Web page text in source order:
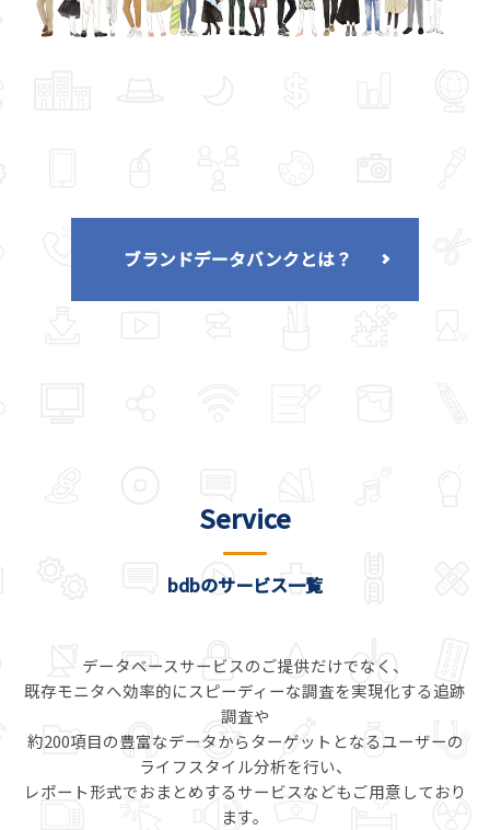
ブランドデータバンクとは？
Service
bdbのサービス一覧
データベースサービスのご提供だけでなく、
既存モニタへ効率的にスピーディーな調査を実現化する追跡
調査や
約200項目の豊富なデータからターゲットとなるユーザーの
ライフスタイル分析を行い、
レポート形式でおまとめするサービスなどもご用意しており
ます。